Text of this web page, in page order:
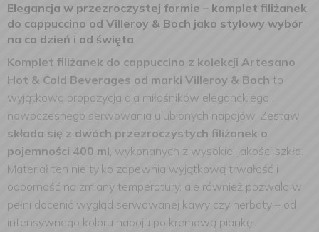
Elegancja w przezroczystej formie – komplet filiżanek
do cappuccino od Villeroy & Boch jako stylowy wybór
na co dzień i od święta
Komplet filiżanek do cappuccino z kolekcji Artesano
Hot & Cold Beverages od marki Villeroy & Boch to
wyjątkowa propozycja dla miłośników eleganckiego i
nowoczesnego serwowania ulubionych napojów. Zestaw
składa się z dwóch przezroczystych filiżanek o
pojemności 400 ml, wykonanych z wysokiej jakości szkła.
Materiał ten nie tylko zapewnia wyjątkową trwałość i
odporność na zmiany temperatury, ale również pozwala w
pełni docenić wygląd serwowanej kawy czy herbaty – od
intensywnego koloru napoju po kremową piankę